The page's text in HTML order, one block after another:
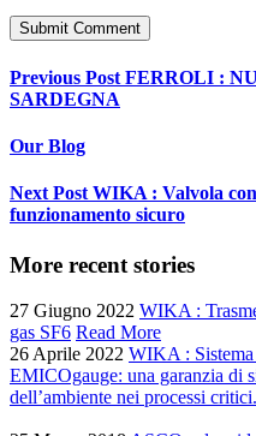
Previous Post FERROLI :
SARDEGNA
Our Blog
Next Post WIKA : Valvola
funzionamento sicuro
More recent stories
27 Giugno 2022 WIKA :
gas SF6 Read More
26 Aprile 2022 WIKA : Sistema
EMICOgauge: una garanzia di
dell’ambiente nei processi critici.